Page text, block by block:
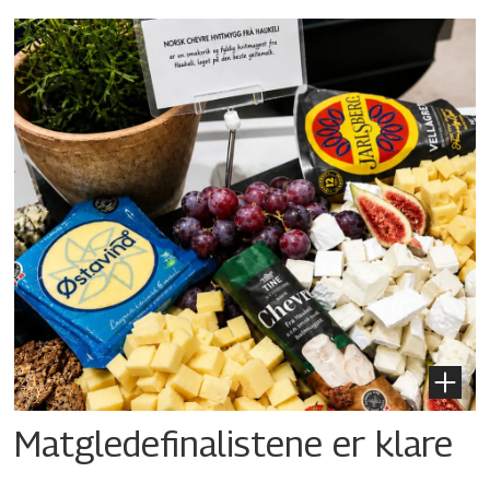
Matgledefinalistene er klare